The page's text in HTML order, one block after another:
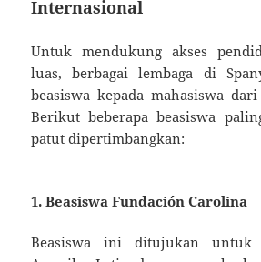
Internasional
Untuk mendukung akses
luas, berbagai lembaga di
beasiswa kepada mahasiswa
Berikut beberapa beasiswa
patut dipertimbangkan:
1. Beasiswa Fundación Carolina
Beasiswa ini ditujukan untuk